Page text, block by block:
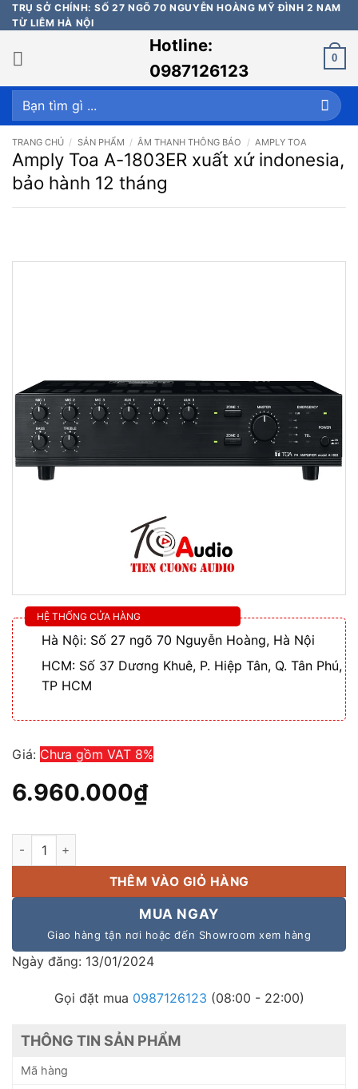
Bỏ
qua
nội
dung
TRỤ SỞ CHÍNH: SỐ 27 NGÕ 70 NGUYỄN HOÀNG MỸ ĐÌNH 2 NAM
TỪ LIÊM HÀ NỘI
Hotline:
0987126123
0
Tìm
kiếm:
TRANG CHỦ / SẢN PHẨM / ÂM THANH THÔNG BÁO / AMPLY TOA
Amply Toa A-1803ER xuất xứ indonesia,
bảo hành 12 tháng
HỆ THỐNG CỬA HÀNG
Hà Nội: Số 27 ngõ 70 Nguyễn Hoàng, Hà Nội
HCM: Số 37 Dương Khuê, P. Hiệp Tân, Q. Tân Phú,
TP HCM
Giá: Chưa gồm VAT 8%
6.960.000₫
Amply Toa A-1803ER xuất xứ indonesia, bảo hành 12 tháng
THÊM VÀO GIỎ HÀNG
MUA NGAY
Giao hàng tận nơi hoặc đến Showroom xem hàng
Ngày đăng: 13/01/2024
Gọi đặt mua 0987126123 (08:00 - 22:00)
THÔNG TIN SẢN PHẨM
Mã hàng